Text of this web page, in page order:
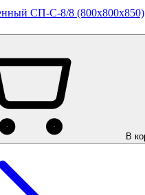
СП-С-8/8 (800х800х850)
В